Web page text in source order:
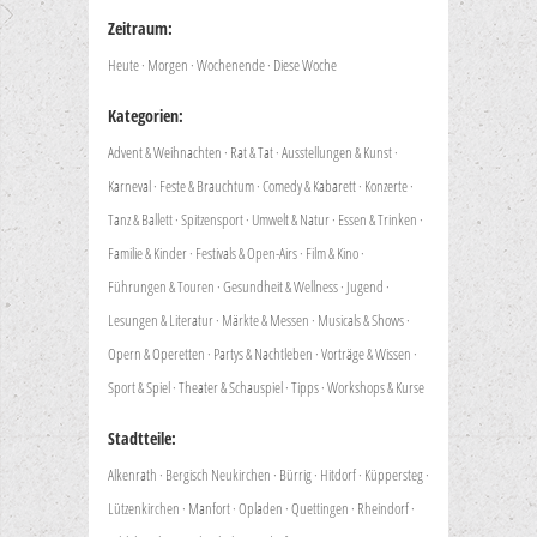
Zeitraum:
Heute· Morgen ·Wochenende· Diese Woche
Kategorien:
Advent & Weihnachten · Rat & Tat·Ausstellungen & Kunst·
Karneval· Feste & Brauchtum·Comedy & Kabarett· Konzerte·
Tanz & Ballett·Spitzensport· Umwelt & Natur· Essen & Trinken ·
Familie & Kinder· Festivals & Open-Airs· Film & Kino·
Führungen & Touren ·Gesundheit & Wellness· Jugend ·
Lesungen & Literatur· Märkte & Messen · Musicals & Shows·
Opern & Operetten · Partys & Nachtleben ·Vorträge & Wissen ·
Sport & Spiel·Theater & Schauspiel·Tipps·Workshops & Kurse
Stadtteile:
Alkenrath · Bergisch Neukirchen · Bürrig· Hitdorf· Küppersteg·
Lützenkirchen · Manfort·Opladen ·Quettingen · Rheindorf·